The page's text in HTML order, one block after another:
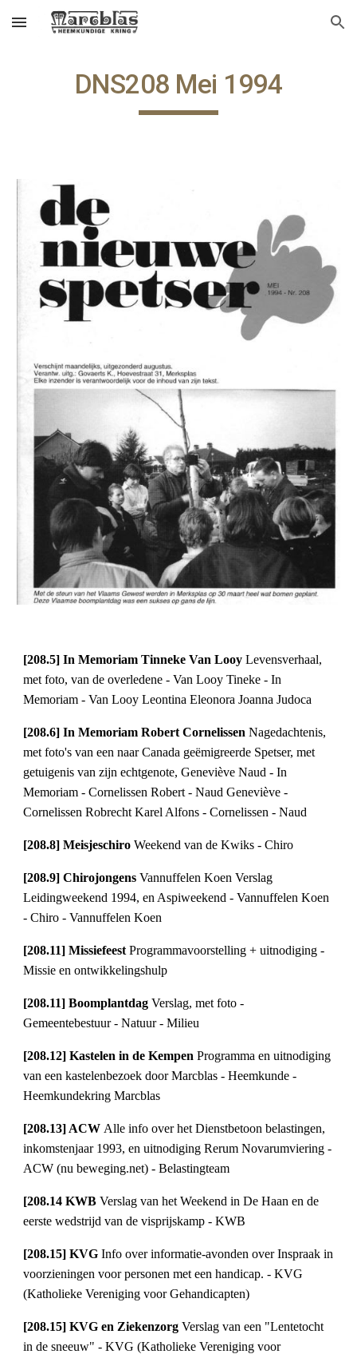
Skip to main content Skip to navigation
DNS208 Mei 1994
[208.5] In Memoriam Tinneke Van Looy Levensverhaal,
met foto, van de overledene - Van Looy Tineke - In
Memoriam - Van Looy Leontina Eleonora Joanna Judoca
[208.6] In Memoriam Robert Cornelissen Nagedachtenis,
met foto's van een naar Canada geëmigreerde Spetser, met
getuigenis van zijn echtgenote, Geneviève Naud - In
Memoriam - Cornelissen Robert - Naud Geneviève -
Cornelissen Robrecht Karel Alfons - Cornelissen - Naud
[208.8] Meisjeschiro Weekend van de Kwiks - Chiro
[208.9] Chirojongens Vannuffelen Koen Verslag
Leidingweekend 1994, en Aspiweekend - Vannuffelen Koen
- Chiro - Vannuffelen Koen
[208.11] Missiefeest Programmavoorstelling + uitnodiging -
Missie en ontwikkelingshulp
[208.11] Boomplantdag Verslag, met foto -
Gemeentebestuur - Natuur - Milieu
[208.12] Kastelen in de Kempen Programma en uitnodiging
van een kastelenbezoek door Marcblas - Heemkunde -
Heemkundekring Marcblas
[208.13] ACW Alle info over het Dienstbetoon belastingen,
inkomstenjaar 1993, en uitnodiging Rerum Novarumviering -
ACW (nu beweging.net) - Belastingteam
[208.14 KWB Verslag van het Weekend in De Haan en de
eerste wedstrijd van de visprijskamp - KWB
[208.15] KVG Info over informatie-avonden over Inspraak in
voorzieningen voor personen met een handicap. - KVG
(Katholieke Vereniging voor Gehandicapten)
[208.15] KVG en Ziekenzorg Verslag van een "Lentetocht
in de sneeuw" - KVG (Katholieke Vereniging voor